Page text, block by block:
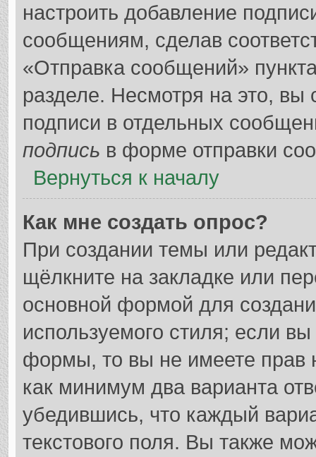
настроить добавление
сообщениям, сделав
«Отправка сообщений»
разделе. Несмотря на это, вы
подписи в отдельных
подпись в форме отправки
Вернуться к началу
Как мне создать опрос?
При создании темы или
щёлкните на закладке или
основной формой для
используемого стиля; если
формы, то вы не имеете прав
как минимум два варианта
убедившись, что каждый
текстового поля. Вы также